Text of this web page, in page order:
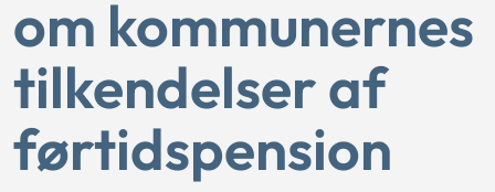
om kommunernes
tilkendelser af
førtidspension